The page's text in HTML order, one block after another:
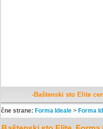
-Baštenski sto Elite
strane: Forma Ideale> Forma